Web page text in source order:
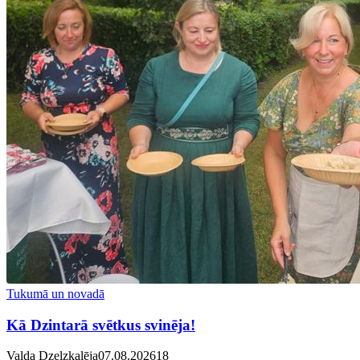
Tukumā un novadā
Kā Dzintarā svētkus svinēja!
Valda Dzelzkalēja07.08.202618